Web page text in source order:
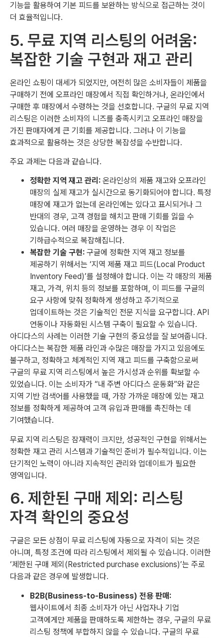
기능을 활용하여 기본 피드를 보완하는 방식으로 접근하는 것이
더 효율적입니다.
5. 무료 지역 리스팅의 어려움:
복잡한 기술 구현과 재고 관리
온라인 쇼핑이 대세가 되었지만, 여전히 많은 소비자들이 제품을
구매하기 전에 오프라인 매장에서 직접 확인하거나, 온라인에서
구매한 후 매장에서 수령하는 것을 선호합니다. 구글의 무료 지역
리스팅은 이러한 소비자의 니즈를 충족시키고 오프라인 매장을
가진 판매자에게 큰 기회를 제공합니다. 그러나 이 기능을
효과적으로 활용하는 것은 상당한 복잡성을 수반합니다.
주요 과제는 다음과 같습니다.
정확한 지역 재고 관리: 온라인상의 제품 재고와 오프라인
매장의 실제 재고가 실시간으로 동기화되어야 합니다. 특정
매장에 재고가 없는데 온라인에는 있다고 표시되거나 그
반대의 경우, 고객 경험을 해치고 판매 기회를 잃을 수
있습니다. 여러 매장을 운영하는 경우 이 작업은
기하급수적으로 복잡해집니다.
복잡한 기술 구현: 구글에 정확한 지역 재고 정보를
제공하기 위해서는 ‘지역 제품 재고 피드(Local Product
Inventory Feed)’를 설정해야 합니다. 이는 각 매장의 제품
재고, 가격, 위치 등의 정보를 포함하며, 이 피드를 구글의
요구 사항에 맞춰 정확하게 생성하고 주기적으로
업데이트하는 것은 기술적인 전문 지식을 요구합니다. API
연동이나 자동화된 시스템 구축이 필요할 수 있습니다.
아디다스의 사례는 이러한 기술 구현의 중요성을 잘 보여줍니다.
아디다스는 복잡한 제품 라인과 수많은 매장을 가지고 있음에도
불구하고, 정확하고 체계적인 지역 재고 피드를 구축함으로써
구글의 무료 지역 리스팅에서 높은 가시성과 순위를 확보할 수
있었습니다. 이는 소비자가 “내 주변 아디다스 운동화”와 같은
지역 기반 검색어를 사용했을 때, 가장 가까운 매장에 있는 재고
정보를 정확하게 제공하여 고객 유입과 판매를 촉진하는 데
기여했습니다.
무료 지역 리스팅은 잠재력이 크지만, 성공적인 구현을 위해서는
정확한 재고 관리 시스템과 기술적인 준비가 필수적입니다. 이는
단기적인 노력이 아니라 지속적인 관리와 업데이트가 필요한
영역입니다.
6. 제한된 구매 제외: 리스팅
자격 확인의 중요성
구글은 모든 상점이 무료 리스팅에 자동으로 자격이 되는 것은
아니며, 특정 조건에 따라 리스팅에서 제외될 수 있습니다. 이러한
‘제한된 구매 제외(Restricted purchase exclusions)’는 주로
다음과 같은 경우에 발생합니다.
B2B(Business-to-Business) 전용 판매:
웹사이트에서 최종 소비자가 아닌 사업자나 기업
고객에게만 제품을 판매하도록 제한하는 경우, 구글의 무료
리스팅 정책에 부합하지 않을 수 있습니다. 구글의 무료